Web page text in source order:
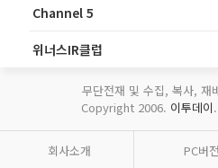
Channel 5
위너스IR클럽
무단전재 및 수집, 복사, 재
Copyright 2006. 이투데이
회사소개 PC버전